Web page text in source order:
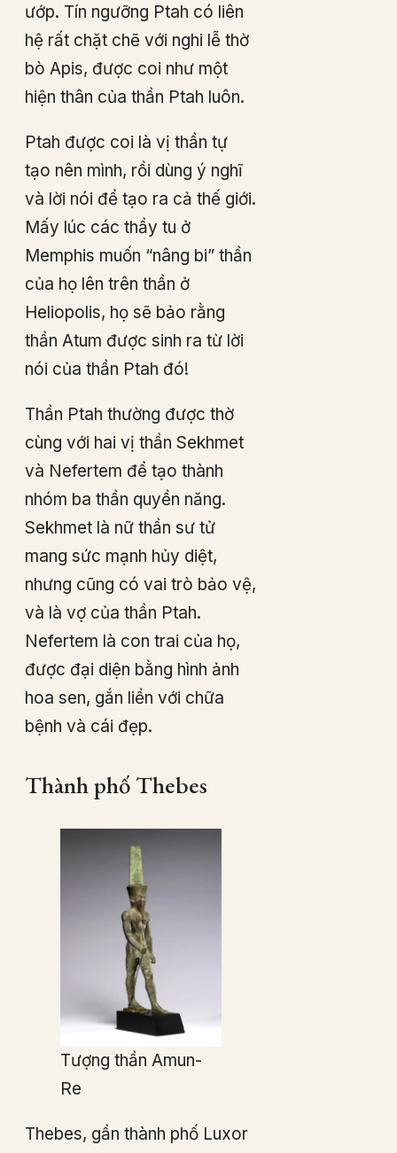
ướp. Tín ngưỡng Ptah có liên
hệ rất chặt chẽ với nghi lễ thờ
bò Apis, được coi như một
hiện thân của thần Ptah luôn.
Ptah được coi là vị thần tự
tạo nên mình, rồi dùng ý nghĩ
và lời nói để tạo ra cả thế giới.
Mấy lúc các thầy tu ở
Memphis muốn “nâng bi” thần
của họ lên trên thần ở
Heliopolis, họ sẽ bảo rằng
thần Atum được sinh ra từ lời
nói của thần Ptah đó!
Thần Ptah thường được thờ
cùng với hai vị thần Sekhmet
và Nefertem để tạo thành
nhóm ba thần quyền năng.
Sekhmet là nữ thần sư tử
mang sức mạnh hủy diệt,
nhưng cũng có vai trò bảo vệ,
và là vợ của thần Ptah.
Nefertem là con trai của họ,
được đại diện bằng hình ảnh
hoa sen, gắn liền với chữa
bệnh và cái đẹp.
Thành phố Thebes
Tượng thần Amun-
Re
Thebes, gần thành phố Luxor